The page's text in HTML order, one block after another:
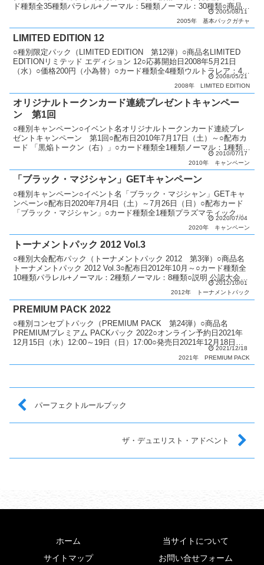
ド種類全35種類パラレル+ノーマル：5種類ノーマル：30種類○商品説
2005/08/11
2005年
基本パックガチャ
LIMITED EDITION 12
○種別限定パック（LIMITED EDITION 第12弾）○商品名LIMITED
EDITIONリミテッド エディション 12○応募開始日2008年5月21日
（水）○価格200円（小為替）○カード種類全4種類ウルトラレア：4種
2008/05/21
2008年
LIMITED EDITION
オリジナルトークンカード連続プレゼントキャンペー
ン 第1回
○種別キャンペーン○イベント名オリジナルトークンカード連続プレ
ゼントキャンペーン 第1回○配布日2010年7月17日（土）～○配布カ
ード 「黒焔トークン（右）」○カード種類全1種類ノーマル：1種類○
2010/07/17
2010年
キャンペーン
「ブラック・マジシャン」GETキャンペーン
○種別キャンペーン○イベント名「ブラック・マジシャン」GETキャ
ンペーン○配布日2020年7月4日（土）～7月26日（日）○配布カード
「ブラック・マジシャン」○カード種類全1種類プラズマティックシ
2020/07/04
2020年
キャンペーン
トーナメントパック 2012 Vol.3
○種別大会配布パック（トーナメントパック 2012 第3弾）○商品名
トーナメントパック 2012 Vol.3○配布日2012年10月～○カード種類全
10種類パラレル+ノーマル：2種類ノーマル：8種類○説明 公認大会で
2012/10/01
2012年
トーナメントパック
PREMIUM PACK 2022
○種別コンセプトパック（PREMIUM PACK 第24弾）○商品名
PREMIUMプレミアム PACKパック 2022○オンライン予約日2021年
12月15日（水）12:00～19日（日）17:00○発売日2021年12月18日
2021/12/18
2021年
PREMIUM PACK
パーフェクトルールブック
ザ・デュエリスト・アドベント
ホーム
当サイトについて
サイトマップ
お問い合せフォーム